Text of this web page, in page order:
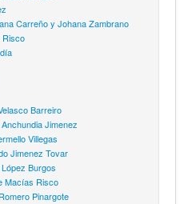
Carreño y Johana Zambrano
Risco
Barreiro
Jimenez
Villegas
Jimenez Tovar
Burgos
Macías Risco
Pinargote